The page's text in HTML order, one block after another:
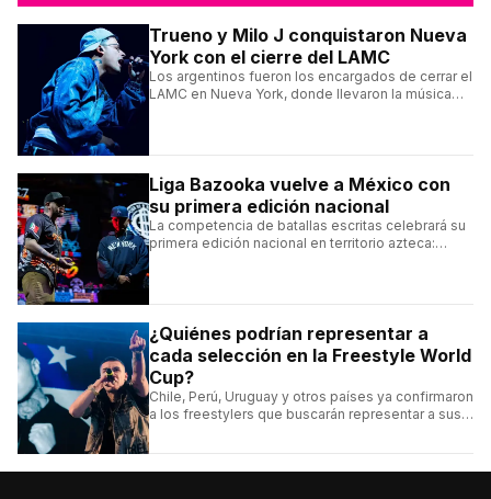
Trueno y Milo J conquistaron Nueva
York con el cierre del LAMC
Los argentinos fueron los encargados de cerrar el
LAMC en Nueva York, donde llevaron la música
Liga Bazooka vuelve a México con
su primera edición nacional
La competencia de batallas escritas celebrará su
primera edición nacional en territorio azteca:
¿Quiénes podrían representar a
cada selección en la Freestyle World
Cup?
Chile, Perú, Uruguay y otros países ya confirmaron
a los freestylers que buscarán representar a sus